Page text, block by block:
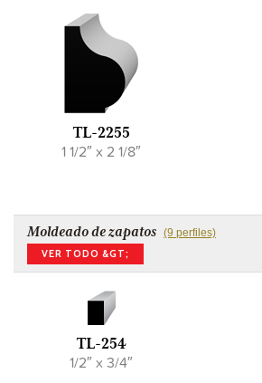
TL-2255
1 1/2″ x 2 1/8″
Moldeado de zapatos (9 perfiles)
VER TODO &GT;
TL-254
1/2″ x 3/4″